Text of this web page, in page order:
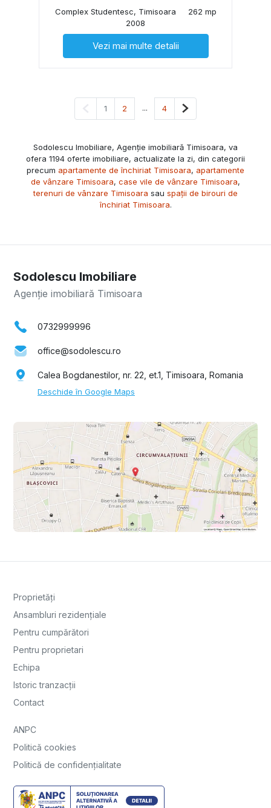
Complex Studentesc, Timisoara
262 mp
2008
Vezi mai multe detalii
Pagina anterioară
1 2 ... 4 Pagina următoare
Sodolescu Imobiliare, Agenție imobiliară Timisoara, va
ofera 1194 oferte imobiliare, actualizate la zi, din categorii
precum apartamente de închiriat Timisoara, apartamente
de vânzare Timisoara, case vile de vânzare Timisoara,
terenuri de vânzare Timisoara sau spații de birouri de
închiriat Timisoara.
Sodolescu Imobiliare
Agenție imobiliară Timisoara
0732999996
office@sodolescu.ro
Calea Bogdanestilor, nr. 22, et.1, Timisoara, Romania
Deschide în Google Maps
Proprietăți
Ansambluri rezidențiale
Pentru cumpărători
Pentru proprietari
Echipa
Istoric tranzacții
Contact
ANPC
Politică cookies
Politică de confidențialitate